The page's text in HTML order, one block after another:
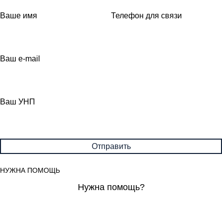
Ваше имя Телефон для связи
Ваш e-mail
Ваш УНП
НУЖНА ПОМОЩЬ
Нужна помощь?